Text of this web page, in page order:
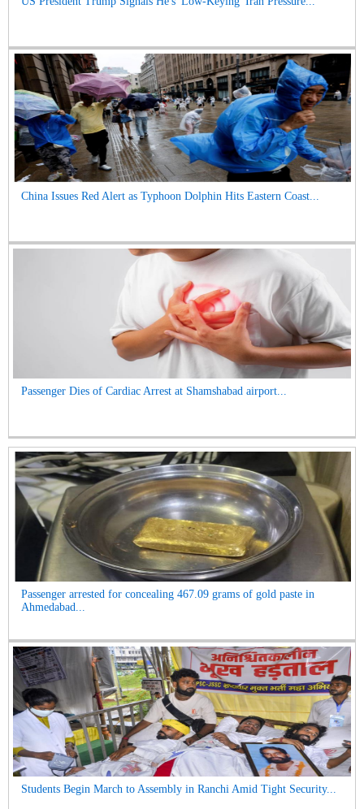
China Issues Red Alert as Typhoon Dolphin Hits Eastern Coast...
Passenger Dies of Cardiac Arrest at Shamshabad airport...
Passenger arrested for concealing 467.09 grams of gold paste in
Ahmedabad...
Students Begin March to Assembly in Ranchi Amid Tight Security...